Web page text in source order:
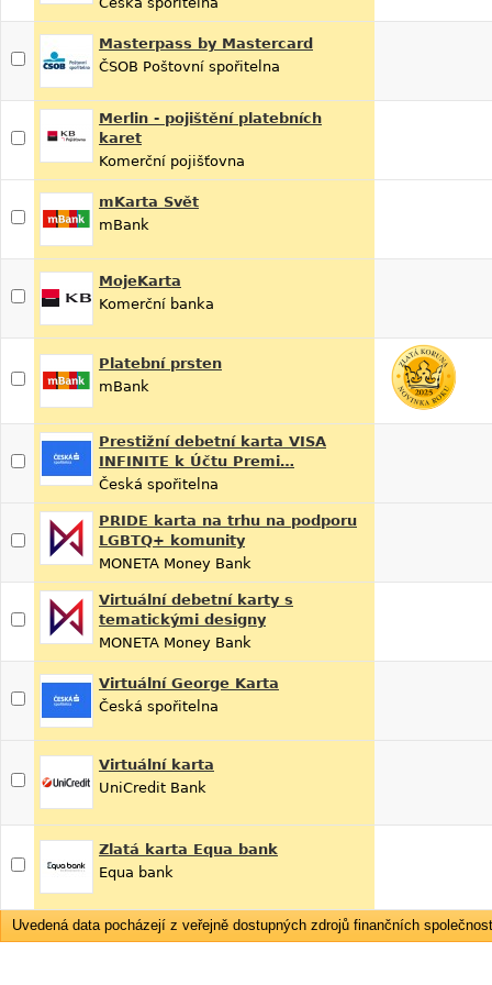
Masterpass by Mastercard
ČSOB Poštovní spořitelna
Merlin - pojištění platebních
karet
Komerční pojišťovna
mKarta Svět
mBank
MojeKarta
Komerční banka
Platební prsten
mBank
Prestižní debetní karta VISA
INFINITE k Účtu Premi…
Česká spořitelna
PRIDE karta na trhu na podporu
LGBTQ+ komunity
MONETA Money Bank
Virtuální debetní karty s
tematickými designy
MONETA Money Bank
Virtuální George Karta
Česká spořitelna
Virtuální karta
UniCredit Bank
Zlatá karta Equa bank
Equa bank
Uvedená data pocházejí z veřejně dostupných zdrojů finančních